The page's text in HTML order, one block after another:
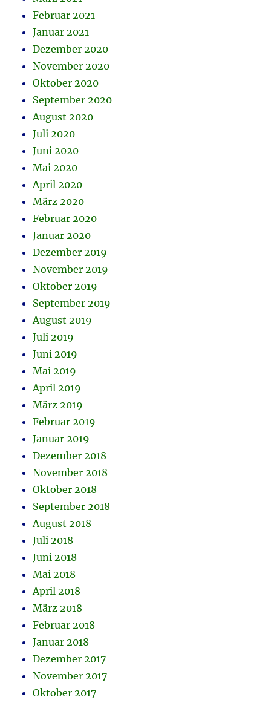
Februar 2021
Januar 2021
Dezember 2020
November 2020
Oktober 2020
September 2020
August 2020
Juli 2020
Juni 2020
Mai 2020
April 2020
März 2020
Februar 2020
Januar 2020
Dezember 2019
November 2019
Oktober 2019
September 2019
August 2019
Juli 2019
Juni 2019
Mai 2019
April 2019
März 2019
Februar 2019
Januar 2019
Dezember 2018
November 2018
Oktober 2018
September 2018
August 2018
Juli 2018
Juni 2018
Mai 2018
April 2018
März 2018
Februar 2018
Januar 2018
Dezember 2017
November 2017
Oktober 2017